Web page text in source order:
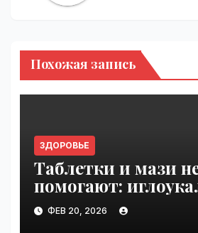
Похожая запись
ЗДОРОВЬЕ
Таблетки и мази
помогают:
снимает боль в шее
пояснице |
ФЕВ 20, 2026